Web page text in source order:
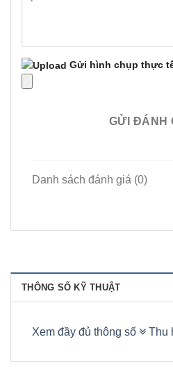
Gửi hình chụp thực
GỬI ĐÁNH
Danh sách đánh giá (0)
THÔNG SỐ KỸ THUẬT
Xem đầy đủ thông số Thu